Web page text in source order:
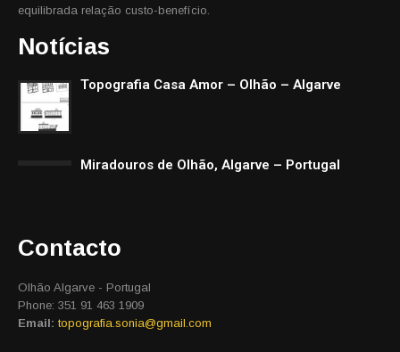
equilibrada relação custo-benefício.
Notícias
Topografia Casa Amor – Olhão – Algarve
Miradouros de Olhão, Algarve – Portugal
Contacto
Olhão Algarve - Portugal
Phone: 351 91 463 1909
Email: topografia.sonia@gmail.com